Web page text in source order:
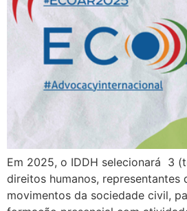
Em 2025, o IDDH selecionará 3
direitos humanos, representantes
movimentos da sociedade civil,